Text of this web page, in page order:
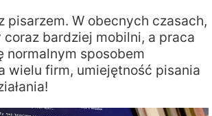
pisarzem. W obecnych czasach,
bardziej mobilni, a praca
normalnym sposobem
wielu firm, umiejętność pisania